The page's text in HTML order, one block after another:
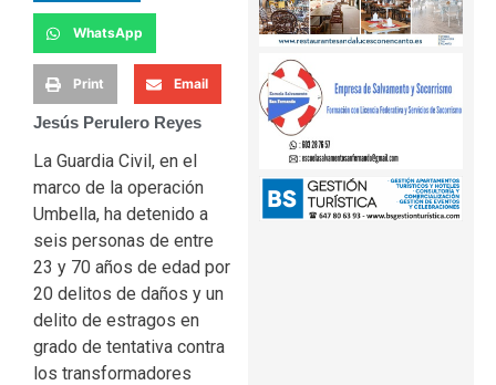
WhatsApp
Print Email
Jesús Perulero Reyes
La Guardia Civil, en el
marco de la operación
Umbella, ha detenido a
seis personas de entre
23 y 70 años de edad por
20 delitos de daños y un
delito de estragos en
grado de tentativa contra
los transformadores